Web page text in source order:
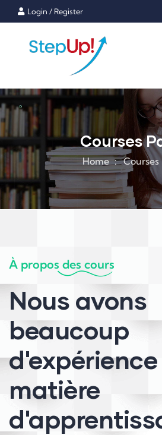
Login / Register
Courses
Home Courses
À propos des cours
Nous avons
beaucoup
d'expérience
matière